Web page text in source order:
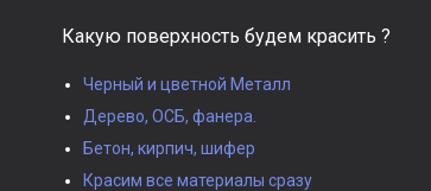
Какую поверхность будем красить ?
Черный и цветной Металл
Дерево, ОСБ, фанера.
Бетон, кирпич, шифер
Красим все материалы сразу